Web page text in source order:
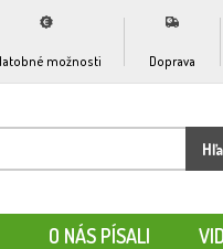
možnosti Doprava
O NÁS PÍSALI